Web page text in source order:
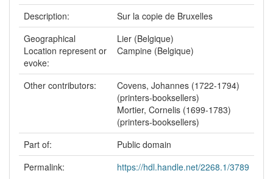
Description:
Sur la copie de Bruxelles
Geographical
Location represent or
evoke:
Lier (Belgique)
Campine (Belgique)
Other contributors:
Covens, Johannes (1722-1794)
(printers-booksellers)
Mortier, Cornelis (1699-1783)
(printers-booksellers)
Part of:
Public domain
Permalink:
https://hdl.handle.net/2268.1/3789